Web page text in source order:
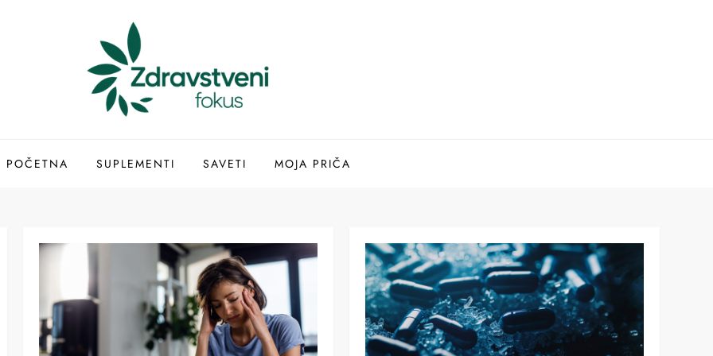
POČETNA SUPLEMENTI SAVETI MOJA PRIČA